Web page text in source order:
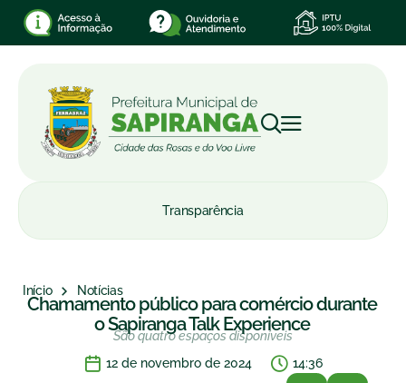
Transparência
Início Notícias
Chamamento público para comércio durante
o Sapiranga Talk Experience
São quatro espaços disponíveis
12 de novembro de 2024
14:36